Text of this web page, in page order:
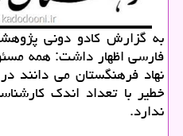
به گزارش كادو دونی
فارسی اظهار داشت: همه
نهاد فرهنگستان می دانند
خطیر با تعداد اندك
ندارد.